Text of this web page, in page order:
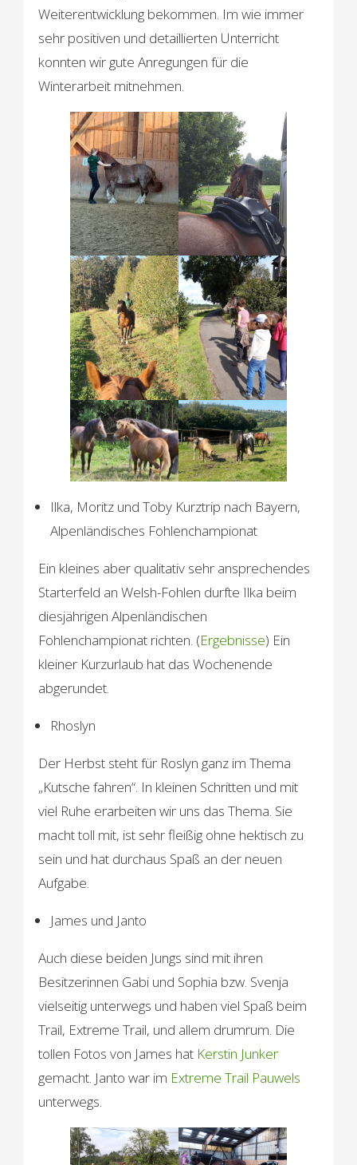
Weiterentwicklung bekommen. Im wie immer
sehr positiven und detaillierten Unterricht
konnten wir gute Anregungen für die
Winterarbeit mitnehmen.
Ilka, Moritz und Toby Kurztrip nach Bayern,
Alpenländisches Fohlenchampionat
Ein kleines aber qualitativ sehr ansprechendes
Starterfeld an Welsh-Fohlen durfte Ilka beim
diesjährigen Alpenländischen
Fohlenchampionat richten. (Ergebnisse) Ein
kleiner Kurzurlaub hat das Wochenende
abgerundet.
Rhoslyn
Der Herbst steht für Roslyn ganz im Thema
„Kutsche fahren“. In kleinen Schritten und mit
viel Ruhe erarbeiten wir uns das Thema. Sie
macht toll mit, ist sehr fleißig ohne hektisch zu
sein und hat durchaus Spaß an der neuen
Aufgabe.
James und Janto
Auch diese beiden Jungs sind mit ihren
Besitzerinnen Gabi und Sophia bzw. Svenja
vielseitig unterwegs und haben viel Spaß beim
Trail, Extreme Trail, und allem drumrum. Die
tollen Fotos von James hat Kerstin Junker
gemacht. Janto war im Extreme Trail Pauwels
unterwegs.